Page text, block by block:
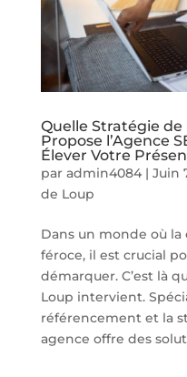
Quelle Stratégie
Propose l’Agence
Élever Votre
par admin4084| Juin
de Loup
Dans un monde où
féroce, il est crucial
démarquer. C’est là
Loup intervient.
référencement et la
agence offre des